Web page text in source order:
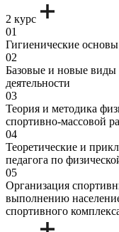
2 курс
01
Гигиенические
02
Базовые и новые виды
деятельности
03
Теория и методика
спортивно-массовой
04
Теоретические и
педагога по
05
Организация
выполнению
спортивного